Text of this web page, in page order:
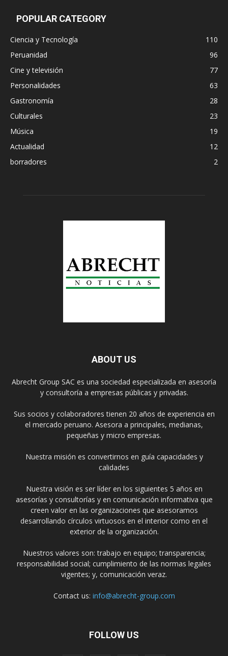
POPULAR CATEGORY
Ciencia y Tecnología
110
Peruanidad
96
Cine y televisión
77
Personalidades
63
Gastronomía
28
Culturales
23
Música
19
Actualidad
12
borradores
2
ABOUT US
Abrecht Group SAC es una sociedad especializada en asesoría
y consultoría a empresas públicas y privadas.
Sus socios y colaboradores tienen 20 años de experiencia en
el mercado peruano. Asesora a principales, medianas,
pequeñas y micro empresas.
Nuestra misión es convertirnos en guía capacidades y
calidades
Nuestra visión es ser líder en los siguientes 5 años en
asesorías y consultorías y en comunicación informativa que
creen valor en las organizaciones que asesoramos
desarrollando círculos virtuosos en el interior como en el
exterior de la organización.
Nuestros valores son: trabajo en equipo; transparencia;
responsabilidad social; cumplimiento de las normas legales
vigentes; y, comunicación veraz.
Contact us: info@abrecht-group.com
FOLLOW US